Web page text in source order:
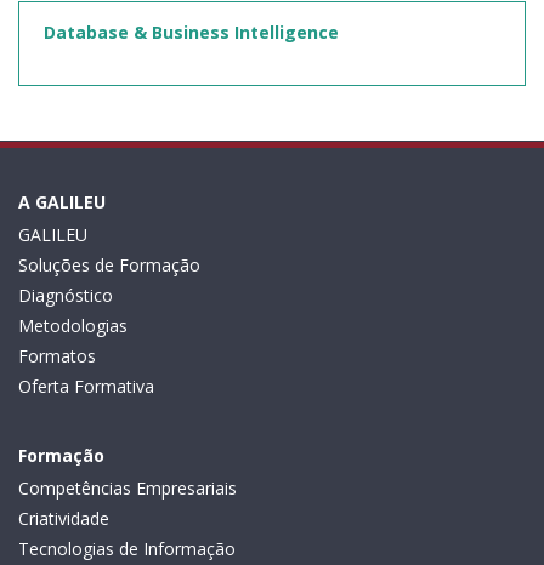
Database & Business Intelligence
A GALILEU
GALILEU
Soluções de Formação
Diagnóstico
Metodologias
Formatos
Oferta Formativa
Formação
Competências Empresariais
Criatividade
Tecnologias de Informação